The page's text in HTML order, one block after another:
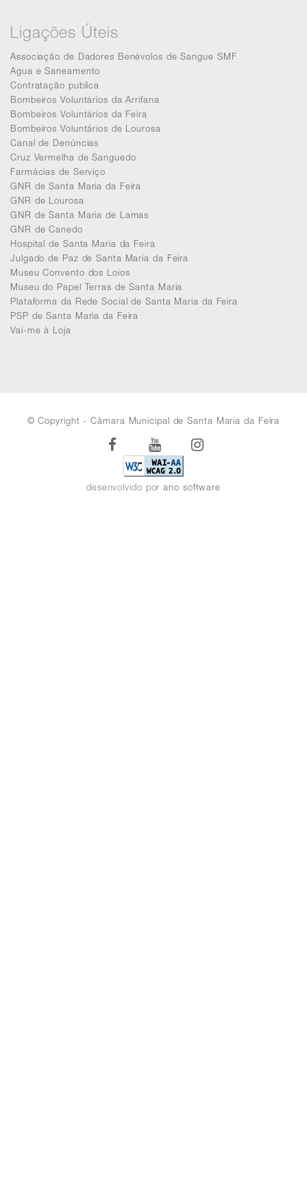
Ligações Úteis
Associação de Dadores Benévolos de Sangue SMF
Agua e Saneamento
Contratação publica
Bombeiros Voluntários da Arrifana
Bombeiros Voluntários da Feira
Bombeiros Voluntários de Lourosa
Canal de Denúncias
Cruz Vermelha de Sanguedo
Farmácias de Serviço
GNR de Santa Maria da Feira
GNR de Lourosa
GNR de Santa Maria de Lamas
GNR de Canedo
Hospital de Santa Maria da Feira
Julgado de Paz de Santa Maria da Feira
Museu Convento dos Loios
Museu do Papel Terras de Santa Maria
Plataforma da Rede Social de Santa Maria da Feira
PSP de Santa Maria da Feira
Vai-me à Loja
© Copyright - Câmara Municipal de Santa Maria da Feira
FacebookYoutube
desenvolvido porano software